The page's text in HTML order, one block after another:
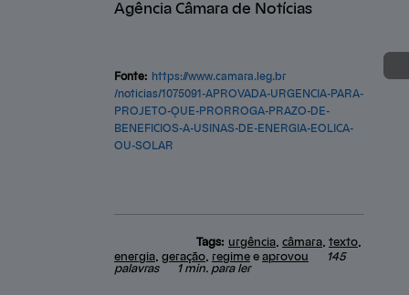
Agência Câmara de Notícias
Fonte: https://www.camara.leg.br
/noticias/1075091-APROVADA-URGENCIA-PARA-
PROJETO-QUE-PRORROGA-PRAZO-DE-
BENEFICIOS-A-USINAS-DE-ENERGIA-EOLICA-
OU-SOLAR
Tags: urgência, câmara, texto,
energia, geração, regime e aprovou
145
palavras
1 min. para ler